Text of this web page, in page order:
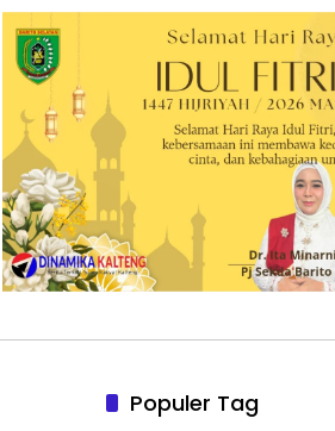
Populer Tag